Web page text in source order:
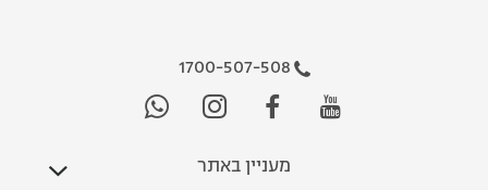
1700-507-508
מעניין באתר